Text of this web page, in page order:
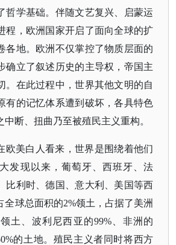
哲学基础。伴随文艺复兴、启蒙运
程，欧洲国家开启了面向全球的扩
各地。欧洲不仅掌控了物质层面的
确立了叙述历史的主导权，帝国主
。在此过程中，世界其他文明的自
有的记忆体系遭到破坏，各具特色
中断、扭曲乃至被殖民主义重构。
欧美白人看来，世界是围绕着他们
发现以来，葡萄牙、西班牙、法
比利时、德国、意大利、美国等西
全球总面积的2%领土，占据了美洲
土、波利尼西亚的99%、非洲的
的土地。殖民主义者同时将西方